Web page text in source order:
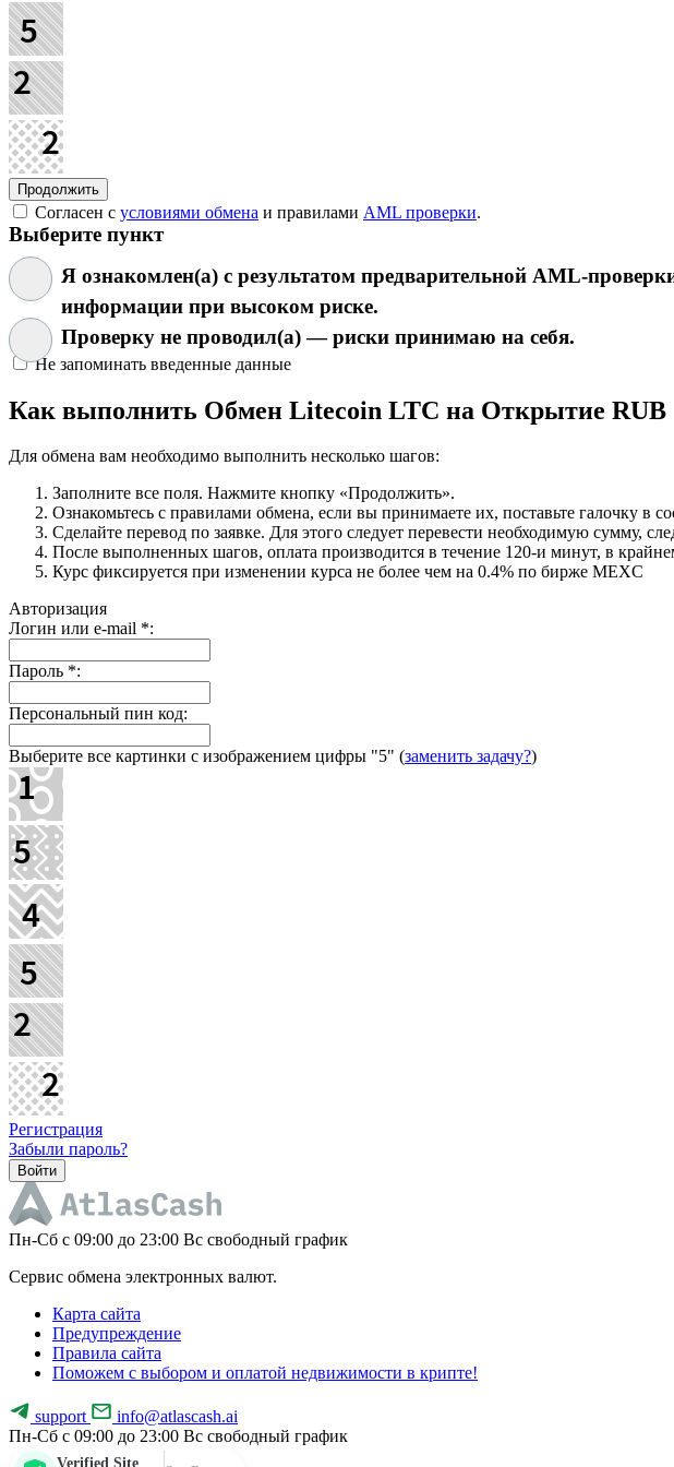
Согласен с условиями обмена и правилами AML проверки.
Выберите пункт
Я ознакомлен(а) с результатом предварительной AML-
информации при высоком риске.
Проверку не проводил(а) — риски принимаю на себя.
Не запоминать введенные данные
Как выполнить Обмен Litecoin LTC на Открытие RUB
Для обмена вам необходимо выполнить несколько шагов:
Заполните все поля. Нажмите кнопку «Продолжить».
Ознакомьтесь с правилами обмена, если вы принимаете их, поставьте галочку в
Сделайте перевод по заявке. Для этого следует перевести необходимую сумму,
После выполненных шагов, оплата производится в течение 120-и минут, в
Курс фиксируется при изменении курса не более чем на 0.4% по бирже MEXC
Авторизация
Логин или e-mail *:
Пароль *:
Персональный пин код:
Выберите все картинки с изображением цифры "5" (заменить задачу?)
Регистрация
Забыли пароль?
Пн-Cб с 09:00 до 23:00 Вс свободный график
Сервис обмена электронных валют.
Карта сайта
Предупреждение
Правила сайта
Поможем с выбором и оплатой недвижимости в крипте!
support
info@atlascash.ai
Пн-Cб с 09:00 до 23:00 Вс свободный график
Verified Site